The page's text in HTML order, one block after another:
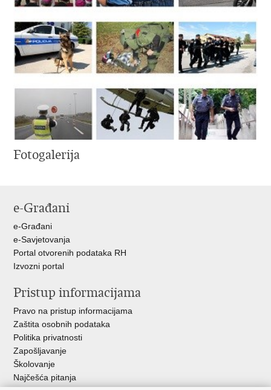
Fotogalerija
e-Građani
e-Građani
e-Savjetovanja
Portal otvorenih podataka RH
Izvozni portal
Pristup informacijama
Pravo na pristup informacijama
Zaštita osobnih podataka
Politika privatnosti
Zapošljavanje
Školovanje
Najčešća pitanja